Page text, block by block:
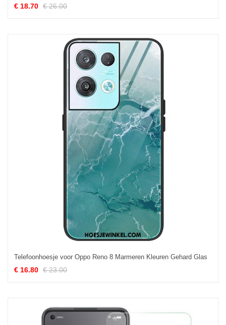
€ 18.70 € 26.00
Telefoonhoesje voor Oppo Reno 8 Marmeren Kleuren Gehard Glas
€ 16.80 € 23.00